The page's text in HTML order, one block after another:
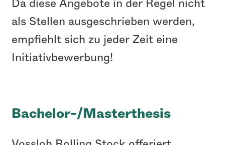
Da diese Angebote in der Regel nicht
als Stellen ausgeschrieben werden,
empfiehlt sich zu jeder Zeit eine
Initiativbewerbung!
Bachelor-/Masterthesis